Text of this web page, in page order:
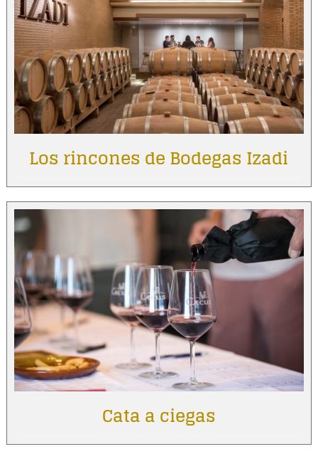
Los rincones de Bodegas Izadi
Cata a ciegas